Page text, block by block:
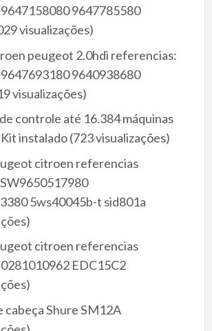
9647785580
visualizações)
peugeot 2.0hdi referencias:
9640938680
visualizações)
controle até 16.384 máquinas
instalado(723 visualizações)
citroen referencias
5ws40045b-t sid801a
citroen referencias
EDC15C2
Shure SM12A